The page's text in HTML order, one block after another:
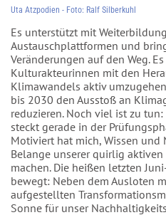
Uta Atzpodien - Foto: Ralf Silberkuhl
Es unterstützt mit
Austauschplattformen und
Veränderungen auf den Weg.
Kulturakteurinnen mit den
Klimawandels aktiv
bis 2030 den Ausstoß an
reduzieren. Noch viel ist zu
steckt gerade in der
Motiviert hat mich, Wissen
Belange unserer quirlig
machen. Die heißen letzten
bewegt: Neben dem Ausloten
aufgestellten
Sonne für unser